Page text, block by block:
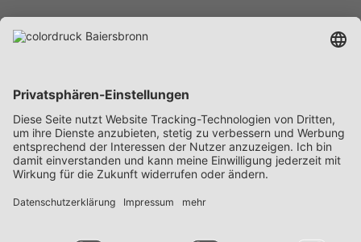
Karriere
News
Beschaffung
Kontakt